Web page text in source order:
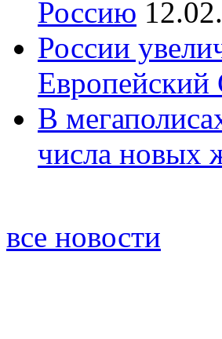
Россию
России
В
числа новых
все новости